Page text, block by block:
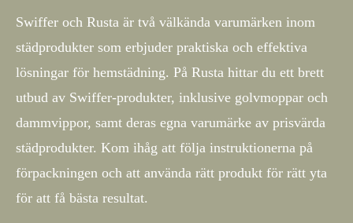
Swiffer och Rusta är två välkända varumärken inom
städprodukter som erbjuder praktiska och effektiva
lösningar för hemstädning. På Rusta hittar du ett brett
utbud av Swiffer-produkter, inklusive golvmoppar och
dammvippor, samt deras egna varumärke av prisvärda
städprodukter. Kom ihåg att följa instruktionerna på
förpackningen och att använda rätt produkt för rätt yta
för att få bästa resultat.